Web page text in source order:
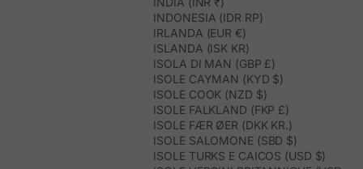
INDONESIA (IDR RP)
IRLANDA (EUR €)
ISLANDA (ISK KR)
ISOLA DI MAN (GBP £)
ISOLE CAYMAN (KYD $)
ISOLE COOK (NZD $)
ISOLE FALKLAND (FKP £)
ISOLE FÆR ØER (DKK KR.)
ISOLE SALOMONE (SBD $)
ISOLE TURKS E CAICOS (USD $)